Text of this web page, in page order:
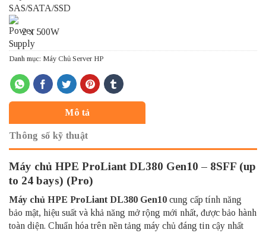
SAS/SATA/SSD
2 x 500W
Danh mục: Máy Chủ Server HP
Mô tả
Thông số kỹ thuật
Máy chủ HPE ProLiant DL380 Gen10 – 8SFF (up
to 24 bays) (Pro)
Máy chủ HPE ProLiant DL380 Gen10 cung cấp tính năng
bảo mật, hiệu suất và khả năng mở rộng mới nhất, được bảo hành
toàn diện. Chuẩn hóa trên nền tảng máy chủ đáng tin cậy nhất